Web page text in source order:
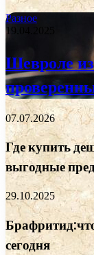
Разное
19.04.2025
Шевроле
07.07.2026
Где купить
выгодные
29.10.2025
сегодня